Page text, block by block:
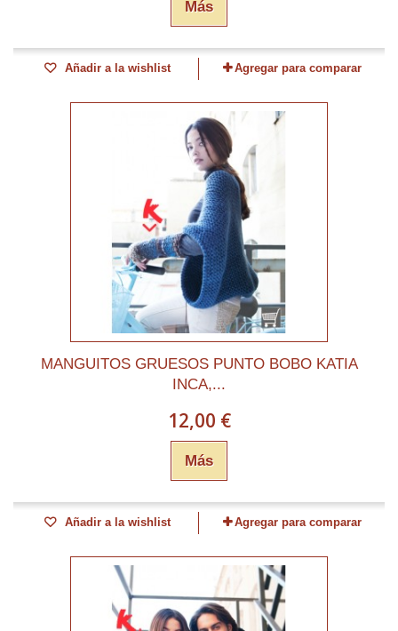
Más
Añadir a la wishlist Agregar para comparar
MANGUITOS GRUESOS PUNTO BOBO KATIA
INCA,...
12,00 €
Más
Añadir a la wishlist Agregar para comparar